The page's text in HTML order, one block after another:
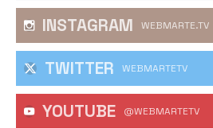
INSTAGRAM WEBMARTE.TV
TWITTER WEBMARTETV
YOUTUBE @WEBMARTETV